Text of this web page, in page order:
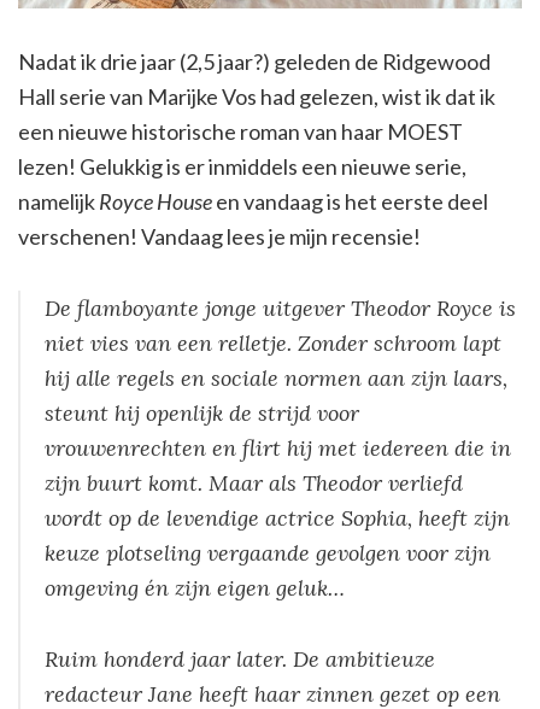
Nadat ik drie jaar (2,5 jaar?) geleden de Ridgewood
Hall serie van Marijke Vos had gelezen, wist ik dat ik
een nieuwe historische roman van haar MOEST
lezen! Gelukkig is er inmiddels een nieuwe serie,
namelijkRoyce Houseen vandaag is het eerste deel
verschenen! Vandaag lees je mijn recensie!
De flamboyante jonge uitgever Theodor Royce is
niet vies van een relletje. Zonder schroom lapt
hij alle regels en sociale normen aan zijn laars,
steunt hij openlijk de strijd voor
vrouwenrechten en flirt hij met iedereen die in
zijn buurt komt. Maar als Theodor verliefd
wordt op de levendige actrice Sophia, heeft zijn
keuze plotseling vergaande gevolgen voor zijn
omgeving én zijn eigen geluk…
Ruim honderd jaar later. De ambitieuze
redacteur Jane heeft haar zinnen gezet op een